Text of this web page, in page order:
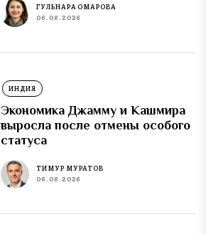
ГУЛЬНАРА ОМАРОВА
06.08.2026
ИНДИЯ
Экономика Джамму и Кашмира
выросла после отмены особого
статуса
ТИМУР МУРАТОВ
06.08.2026